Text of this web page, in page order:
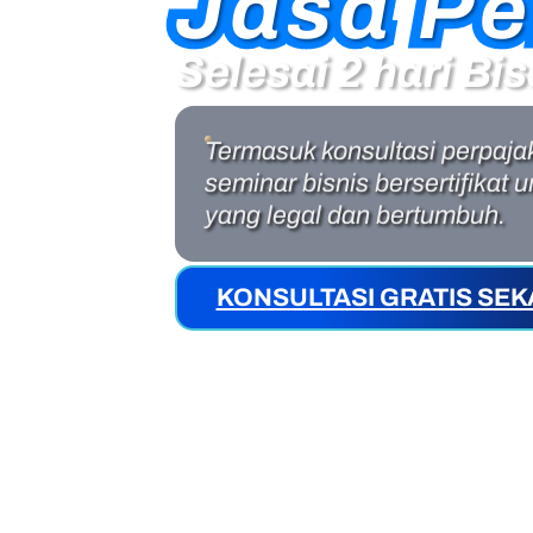
Selesai 2 hari
Termasuk konsultasi
seminar bisnis bersertifikat
yang legal dan bertumbuh.
KONSULTASI GRATIS